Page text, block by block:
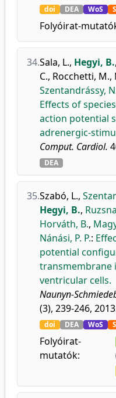
doi DEA WoS
Folyóirat-
34.Sala, L., Hegyi, B.,
C., Rocchetti, M.,
Szentandrássy,
Effects of
action potential
adrenergic-
Comput. Cardiol.
DEA
35.Szabó, L.,
Hegyi, B.,
Horváth, B.,
Nánási, P. P.:
potential
transmembrane
ventricular cells.
Naunyn-
(3), 239-246,
doi DEA WoS
Folyóirat-
mutatók: